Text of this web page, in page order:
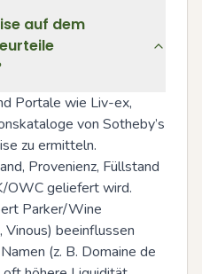
auf dem
Portale wie Liv-ex,
von Sotheby’s
zu ermitteln.
Provenienz, Füllstand
OWC geliefert wird.
Parker/Wine
Vinous) beeinflussen
(z. B. Domaine de